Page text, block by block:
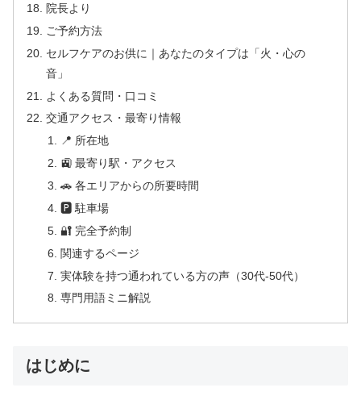
院長より
ご予約方法
セルフケアのお供に｜あなたのタイプは「火・心の
音」
よくある質問・口コミ
交通アクセス・最寄り情報
📍 所在地
🚉 最寄り駅・アクセス
🚗 各エリアからの所要時間
🅿 駐車場
🔐 完全予約制
関連するページ
実体験を持つ通われている方の声（30代-50代）
専門用語ミニ解説
はじめに